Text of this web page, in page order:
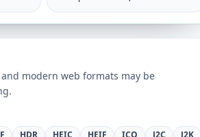
modern web formats may be
HDR HEIC HEIF ICO J2C
J2K